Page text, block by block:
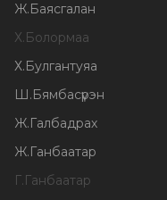
Ж.Баясгалан
Х.Болормаа
Х.Булгантуяа
Ш.Бямбасүрэн
Ж.Галбадрах
Ж.Ганбаатар
Г.Ганбаатар